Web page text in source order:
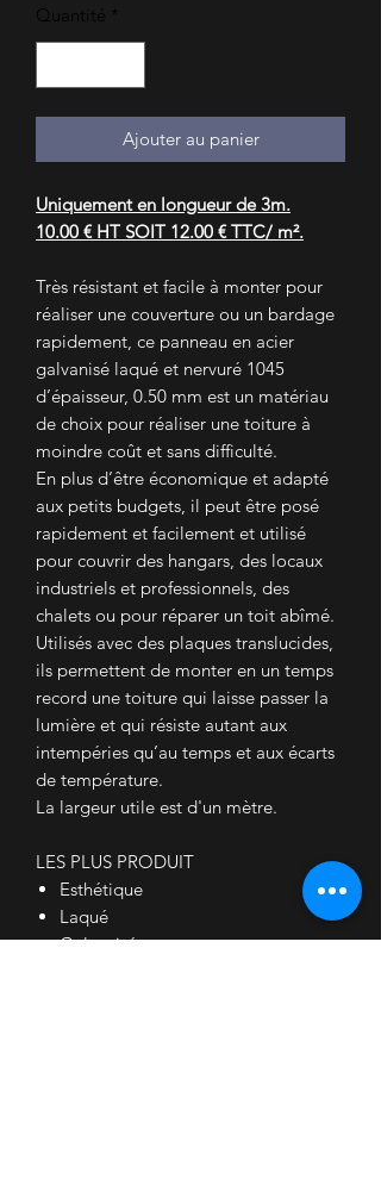
Quantité *
Ajouter au panier
Uniquement en longueur de 3m.
10.00 € HT SOIT 12.00 € TTC/ m².
Très résistant et facile à monter pour
réaliser une couverture ou un bardage
rapidement, ce panneau en acier
galvanisé laqué et nervuré 1045
d’épaisseur, 0.50 mm est un matériau
de choix pour réaliser une toiture à
moindre coût et sans difficulté.
En plus d’être économique et adapté
aux petits budgets, il peut être posé
rapidement et facilement et utilisé
pour couvrir des hangars, des locaux
industriels et professionnels, des
chalets ou pour réparer un toit abîmé.
Utilisés avec des plaques translucides,
ils permettent de monter en un temps
record une toiture qui laisse passer la
lumière et qui résiste autant aux
intempéries qu’au temps et aux écarts
de température.
La largeur utile est d'un mètre.
LES PLUS PRODUIT
Esthétique
Laqué
Galvanisé